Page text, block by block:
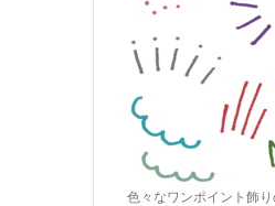
色々なワンポイント飾